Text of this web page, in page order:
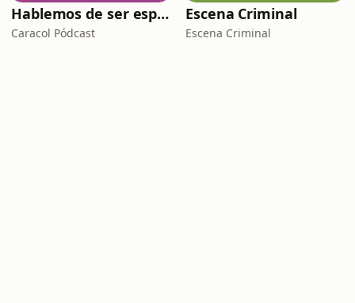
Hablemos de ser esposas
Caracol Pódcast
Escena Criminal
Escena Criminal